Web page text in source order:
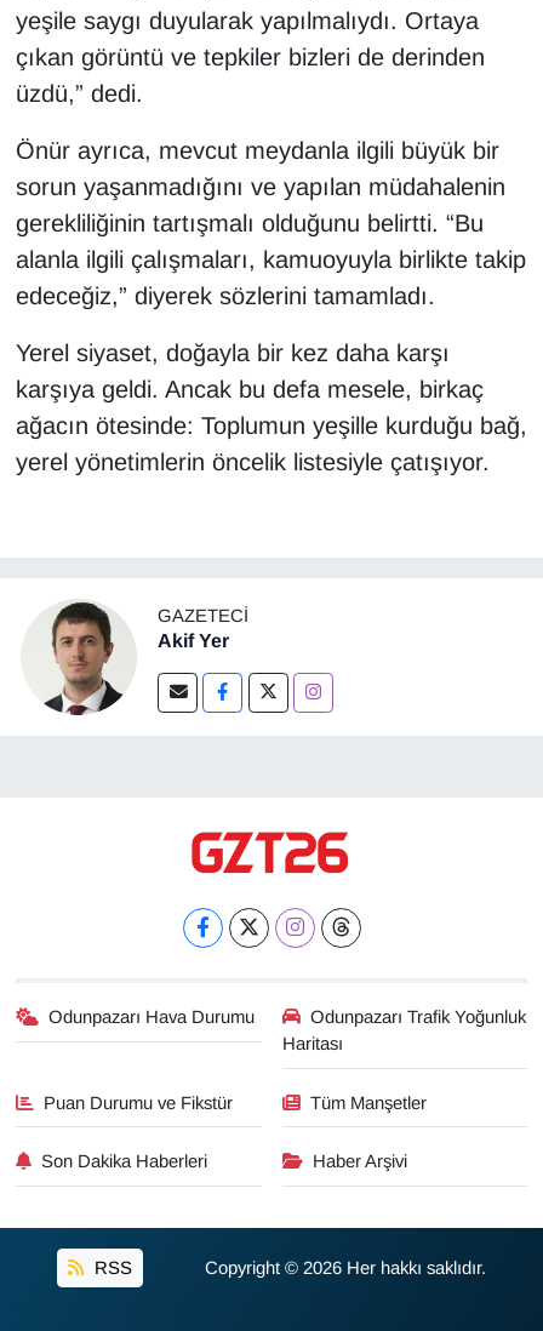
yeşile saygı duyularak yapılmalıydı. Ortaya
çıkan görüntü ve tepkiler bizleri de derinden
üzdü,” dedi.
Önür ayrıca, mevcut meydanla ilgili büyük bir
sorun yaşanmadığını ve yapılan müdahalenin
gerekliliğinin tartışmalı olduğunu belirtti. “Bu
alanla ilgili çalışmaları, kamuoyuyla birlikte takip
edeceğiz,” diyerek sözlerini tamamladı.
Yerel siyaset, doğayla bir kez daha karşı
karşıya geldi. Ancak bu defa mesele, birkaç
ağacın ötesinde: Toplumun yeşille kurduğu bağ,
yerel yönetimlerin öncelik listesiyle çatışıyor.
GAZETECI
Akif Yer
Odunpazarı Hava Durumu
Odunpazarı Trafik Yoğunluk
Haritası
Puan Durumu ve Fikstür Tüm Manşetler
Son Dakika Haberleri Haber Arşivi
RSS Copyright © 2026 Her hakkı saklıdır.